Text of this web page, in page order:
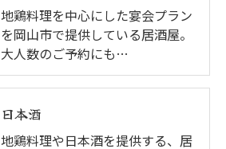
地鶏料理を中心にした宴会プラン
を岡山市で提供している居酒屋。
大人数のご予約にも…
日本酒
地鶏料理や日本酒を提供する、居